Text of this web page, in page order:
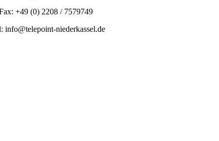
+49 (0) 2208 / 7579749
info@telepoint-niederkassel.de